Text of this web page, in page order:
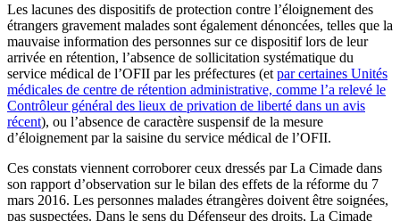
Les lacunes des dispositifs de protection contre l’éloignement des
étrangers gravement malades sont également dénoncées, telles que la
mauvaise information des personnes sur ce dispositif lors de leur
arrivée en rétention, l’absence de sollicitation systématique du
service médical de l’OFII par les préfectures (et par certaines Unités
médicales de centre de rétention administrative, comme l’a relevé le
Contrôleur général des lieux de privation de liberté dans un avis
récent), ou l’absence de caractère suspensif de la mesure
d’éloignement par la saisine du service médical de l’OFII.
Ces constats viennent corroborer ceux dressés par La Cimade dans
son rapport d’observation sur le bilan des effets de la réforme du 7
mars 2016. Les personnes malades étrangères doivent être soignées,
pas suspectées. Dans le sens du Défenseur des droits, La Cimade